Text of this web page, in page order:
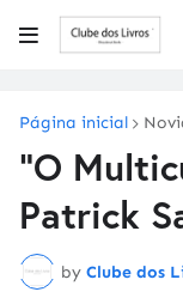
Página inicial
"O
Patrick
by Clube dos